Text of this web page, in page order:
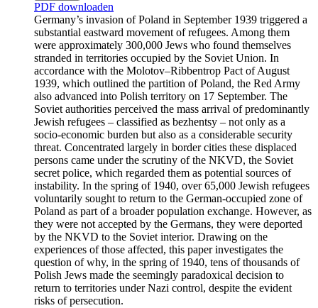
PDF downloaden
Germany’s invasion of Poland in September 1939 triggered a
substantial eastward movement of refugees. Among them
were approximately 300,000 Jews who found themselves
stranded in territories occupied by the Soviet Union. In
accordance with the Molotov–Ribbentrop Pact of August
1939, which outlined the partition of Poland, the Red Army
also advanced into Polish territory on 17 September. The
Soviet authorities perceived the mass arrival of predominantly
Jewish refugees – classified as bezhentsy – not only as a
socio-economic burden but also as a considerable security
threat. Concentrated largely in border cities these displaced
persons came under the scrutiny of the NKVD, the Soviet
secret police, which regarded them as potential sources of
instability. In the spring of 1940, over 65,000 Jewish refugees
voluntarily sought to return to the German-occupied zone of
Poland as part of a broader population exchange. However, as
they were not accepted by the Germans, they were deported
by the NKVD to the Soviet interior. Drawing on the
experiences of those affected, this paper investigates the
question of why, in the spring of 1940, tens of thousands of
Polish Jews made the seemingly paradoxical decision to
return to territories under Nazi control, despite the evident
risks of persecution.